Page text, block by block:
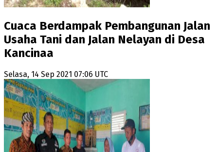
Cuaca Berdampak Pembangunan Jalan
Usaha Tani dan Jalan Nelayan di Desa
Kancinaa
Selasa, 14 Sep 2021 07:06 UTC